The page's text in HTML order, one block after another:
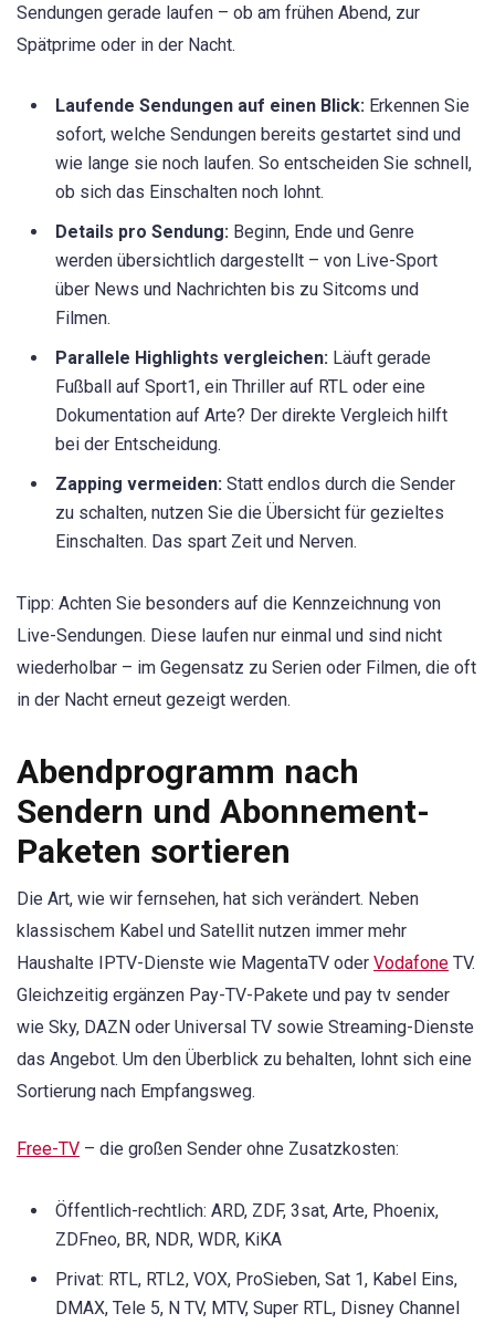
Sendungen gerade laufen – ob am frühen Abend, zur
Spätprime oder in der Nacht.
Laufende Sendungen auf einen Blick: Erkennen Sie
sofort, welche Sendungen bereits gestartet sind und
wie lange sie noch laufen. So entscheiden Sie schnell,
ob sich das Einschalten noch lohnt.
Details pro Sendung: Beginn, Ende und Genre
werden übersichtlich dargestellt – von Live-Sport
über News und Nachrichten bis zu Sitcoms und
Filmen.
Parallele Highlights vergleichen: Läuft gerade
Fußball auf Sport1, ein Thriller auf RTL oder eine
Dokumentation auf Arte? Der direkte Vergleich hilft
bei der Entscheidung.
Zapping vermeiden: Statt endlos durch die Sender
zu schalten, nutzen Sie die Übersicht für gezieltes
Einschalten. Das spart Zeit und Nerven.
Tipp: Achten Sie besonders auf die Kennzeichnung von
Live-Sendungen. Diese laufen nur einmal und sind nicht
wiederholbar – im Gegensatz zu Serien oder Filmen, die oft
in der Nacht erneut gezeigt werden.
Abendprogramm nach
Sendern und Abonnement-
Paketen sortieren
Die Art, wie wir fernsehen, hat sich verändert. Neben
klassischem Kabel und Satellit nutzen immer mehr
Haushalte IPTV-Dienste wie MagentaTV oder Vodafone TV.
Gleichzeitig ergänzen Pay-TV-Pakete und pay tv sender
wie Sky, DAZN oder Universal TV sowie Streaming-Dienste
das Angebot. Um den Überblick zu behalten, lohnt sich eine
Sortierung nach Empfangsweg.
Free-TV – die großen Sender ohne Zusatzkosten:
Öffentlich-rechtlich: ARD, ZDF, 3sat, Arte, Phoenix,
ZDFneo, BR, NDR, WDR, KiKA
Privat: RTL, RTL2, VOX, ProSieben, Sat 1, Kabel Eins,
DMAX, Tele 5, N TV, MTV, Super RTL, Disney Channel